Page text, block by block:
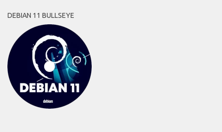
DEBIAN 11 BULLSEYE